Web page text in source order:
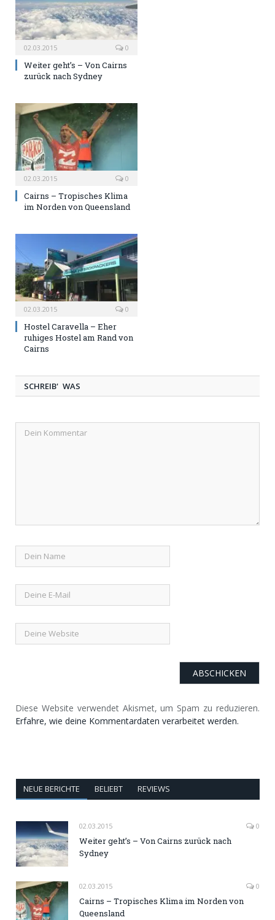
02.03.2015 0
Weiter geht’s – Von Cairns
zurück nach Sydney
02.03.2015 0
Cairns – Tropisches Klima
im Norden von Queensland
02.03.2015 0
Hostel Caravella – Eher
ruhiges Hostel am Rand von
Cairns
SCHREIB' WAS
Diese Website verwendet Akismet, um Spam zu reduzieren.
Erfahre, wie deine Kommentardaten verarbeitet werden.
NEUE BERICHTE BELIEBT REVIEWS
02.03.2015 0
Weiter geht’s – Von Cairns zurück nach
Sydney
02.03.2015 0
Cairns – Tropisches Klima im Norden von
Queensland